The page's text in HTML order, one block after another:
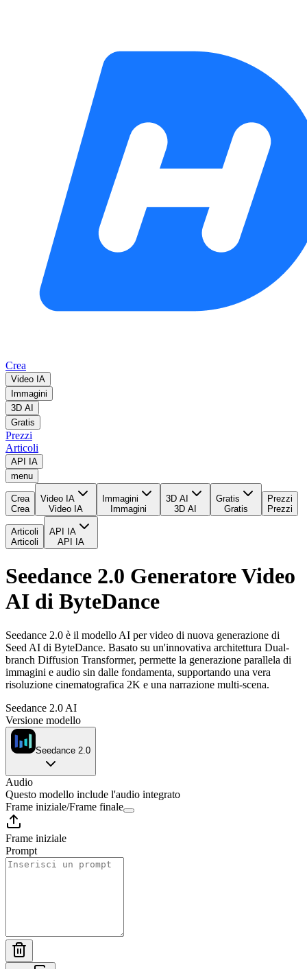
Crea
Video IA
Immagini
3D AI
Gratis
Prezzi
Articoli
API IA
menu
Crea
Crea
Video IA
Video IA
Immagini
Immagini
3D AI
3D AI
Gratis
Gratis
Prezzi
Prezzi
Articoli
Articoli
API IA
API IA
Seedance 2.0 Generatore Video
AI di ByteDance
Seedance 2.0 è il modello AI per video di nuova generazione di
Seed AI di ByteDance. Basato su un'innovativa architettura Dual-
branch Diffusion Transformer, permette la generazione parallela di
immagini e audio sin dalle fondamenta, supportando una vera
risoluzione cinematografica 2K e una narrazione multi-scena.
Seedance 2.0 AI
Versione modello
Seedance 2.0
Audio
Questo modello include l'audio integrato
Frame iniziale/Frame finale
Frame iniziale
Prompt